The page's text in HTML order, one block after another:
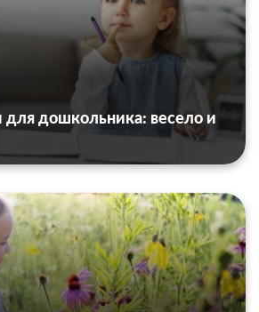
дошкольника: весело и